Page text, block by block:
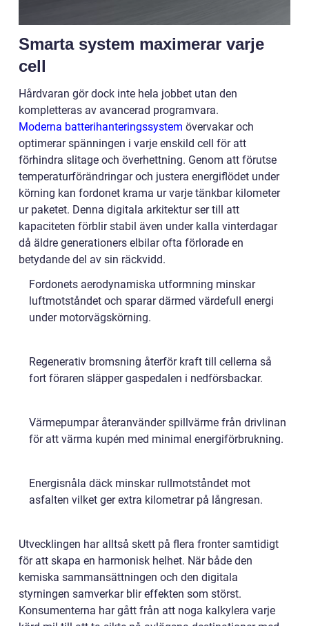
Smarta system maximerar varje
cell
Hårdvaran gör dock inte hela jobbet utan den
kompletteras av avancerad programvara.
Moderna batterihanteringssystem övervakar och
optimerar spänningen i varje enskild cell för att
förhindra slitage och överhettning. Genom att förutse
temperaturförändringar och justera energiflödet under
körning kan fordonet krama ur varje tänkbar kilometer
ur paketet. Denna digitala arkitektur ser till att
kapaciteten förblir stabil även under kalla vinterdagar
då äldre generationers elbilar ofta förlorade en
betydande del av sin räckvidd.
Fordonets aerodynamiska utformning minskar
luftmotståndet och sparar därmed värdefull energi
under motorvägskörning.
Regenerativ bromsning återför kraft till cellerna så
fort föraren släpper gaspedalen i nedförsbackar.
Värmepumpar återanvänder spillvärme från drivlinan
för att värma kupén med minimal energiförbrukning.
Energisnåla däck minskar rullmotståndet mot
asfalten vilket ger extra kilometrar på långresan.
Utvecklingen har alltså skett på flera fronter samtidigt
för att skapa en harmonisk helhet. När både den
kemiska sammansättningen och den digitala
styrningen samverkar blir effekten som störst.
Konsumenterna har gått från att noga kalkylera varje